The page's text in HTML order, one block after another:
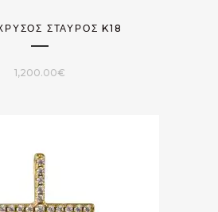
ΣΤΑΥΡΟΣ K18
1,200.00€